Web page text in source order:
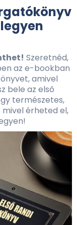
Szeretnéd,
az e-bookban
amivel
bele az első
természetes,
érheted el,